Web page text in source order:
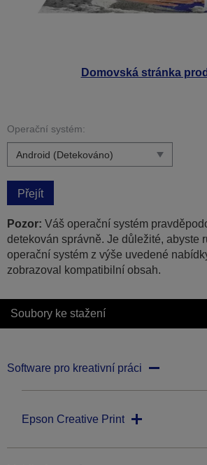
Domovská stránka
Operační systém:
Přejít
Pozor: Váš operační systém
detekován správně. Je důležité, abyste
operační systém z výše uvedené
zobrazoval kompatibilní obsah.
Soubory ke stažení
Software pro kreativní práci
Epson Creative Print